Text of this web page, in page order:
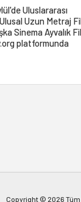
Uluslararası
Uzun Metraj
Sinema Ayvalık
platformunda
Copyright © 2026 Tüm